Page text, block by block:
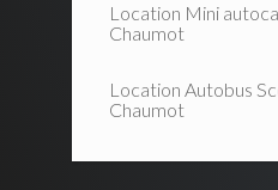
Location Mini
Chaumot
Location Autobus
Chaumot